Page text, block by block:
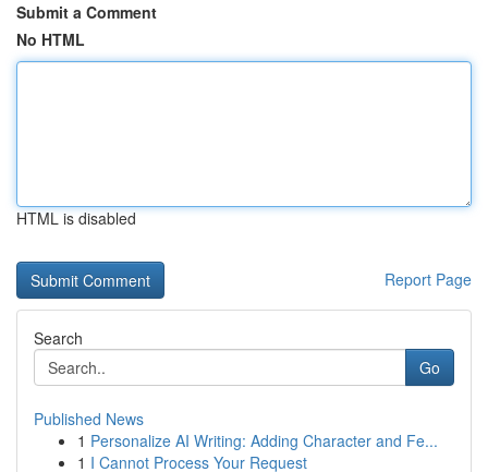
Submit a Comment
No HTML
HTML is disabled
Report Page
Search
Go
Published News
1 Personalize AI Writing: Adding Character and Fe...
1 I Cannot Process Your Request